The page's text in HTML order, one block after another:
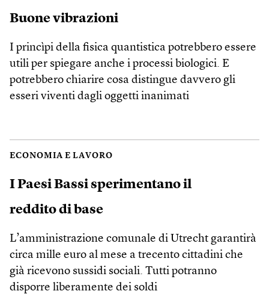
Buone vibrazioni
I princìpi della fisica quantistica potrebbero essere
utili per spiegare anche i processi biologici. E
potrebbero chiarire cosa distingue davvero gli
esseri viventi dagli oggetti inanimati
ECONOMIA E LAVORO
I Paesi Bassi sperimentano il
reddito di base
L’amministrazione comunale di Utrecht garantirà
circa mille euro al mese a trecento cittadini che
già ricevono sussidi sociali. Tutti potranno
disporre liberamente dei soldi